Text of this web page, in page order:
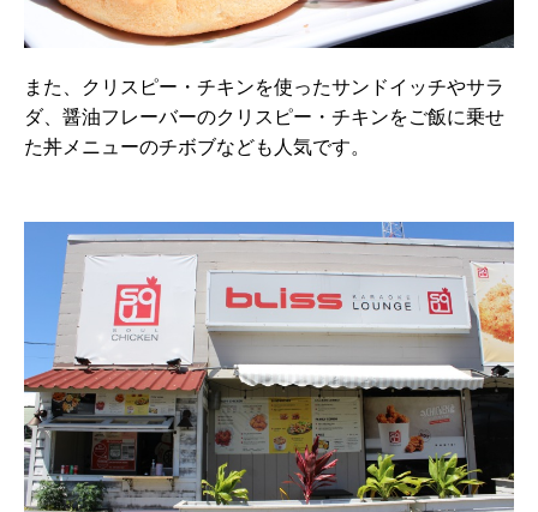
また、クリスピー・チキンを使ったサンドイッチやサラ
ダ、醤油フレーバーのクリスピー・チキンをご飯に乗せ
た丼メニューのチボブなども人気です。